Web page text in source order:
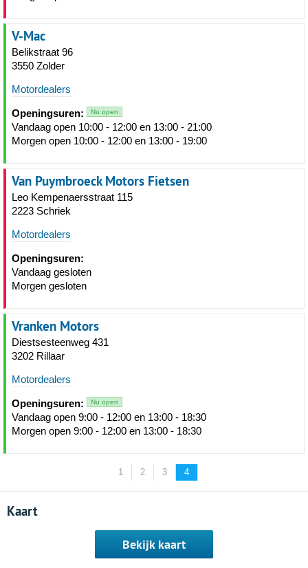
V-Mac
Belikstraat 96
3550 Zolder
Motordealers
Openingsuren: Nu open
Vandaag open 10:00 - 12:00 en 13:00 - 21:00
Morgen open 10:00 - 12:00 en 13:00 - 19:00
Van Puymbroeck Motors Fietsen
Leo Kempenaersstraat 115
2223 Schriek
Motordealers
Openingsuren:
Vandaag gesloten
Morgen gesloten
Vranken Motors
Diestsesteenweg 431
3202 Rillaar
Motordealers
Openingsuren: Nu open
Vandaag open 9:00 - 12:00 en 13:00 - 18:30
Morgen open 9:00 - 12:00 en 13:00 - 18:30
1 2 3 4
Kaart
Bekijk kaart